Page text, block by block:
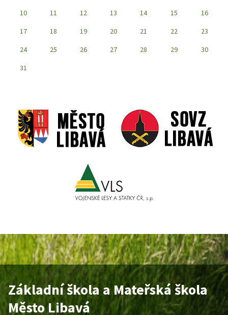
10
11 12 13 14 15
16
17
18 19 20 21 22
23
24
25 26 27 28 29
30
31
Základní škola a Mateřská škola
Město Libavá